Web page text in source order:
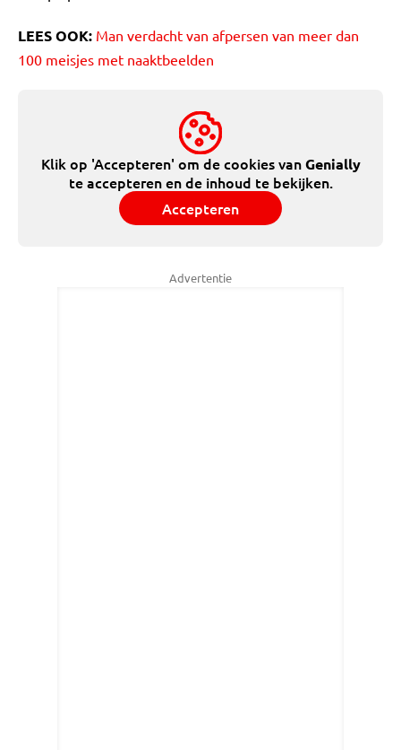
LEES OOK: Man verdacht van afpersen van meer dan
100 meisjes met naaktbeelden
Klik op 'Accepteren' om de cookies vanGenially
te accepteren en de inhoud te bekijken.
Accepteren
Advertentie